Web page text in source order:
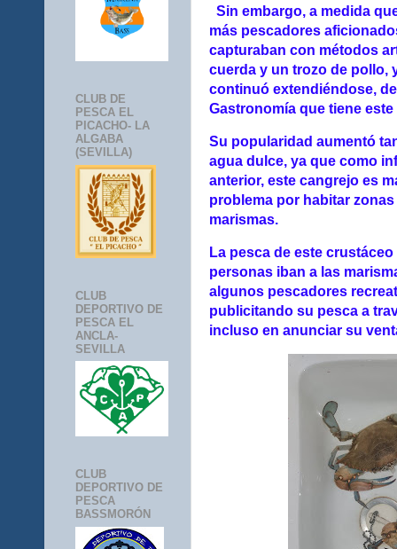
Sin embargo, a medida
más pescadores
capturaban con métodos
cuerda y un trozo de pollo,
continuó extendiéndose,
Gastronomía que tiene
Su popularidad aumentó
agua dulce, ya que como
anterior, este cangrejo es
problema por habitar
marismas.
La pesca de este
personas iban a las
algunos pescadores
publicitando su pesca a
incluso en anunciar su
CLUB DE
PESCA EL
PICACHO- LA
ALGABA
(SEVILLA)
CLUB
DEPORTIVO DE
PESCA EL
ANCLA-
SEVILLA
CLUB
DEPORTIVO DE
PESCA
BASSMORÓN